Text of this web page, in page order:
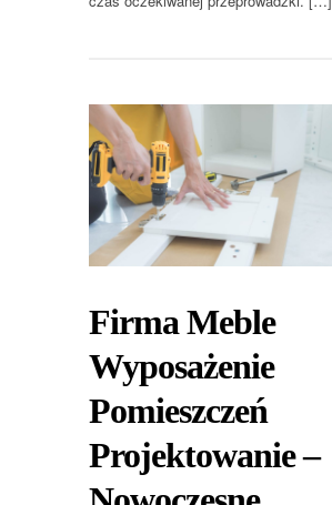
Firma Meble
Wyposażenie
Pomieszczeń
Projektowanie –